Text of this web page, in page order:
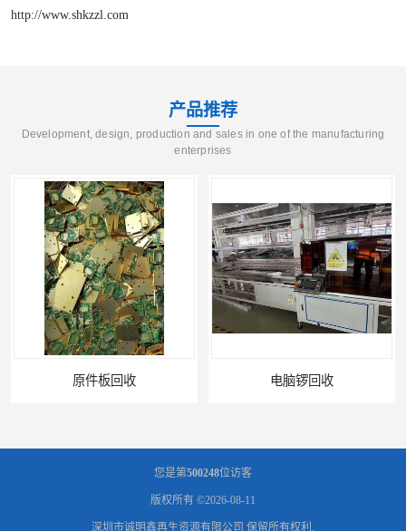
http://www.shkzzl.com
产品推荐
Development, design, production and sales in one of the manufacturing
enterprises
原件板回收 电脑锣回收
您是第500248位访客
版权所有 ©2026-08-11
深圳市诚明鑫再生资源有限公司 保留所有权利.